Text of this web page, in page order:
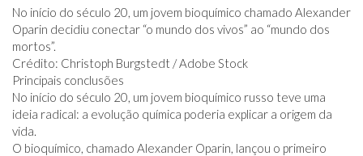
COM
UM
ESTRONDO
No início do século 20, um jovem bioquímico chamado Alexander
Oparin decidiu conectar “o mundo dos vivos” ao “mundo dos
mortos”.
Crédito: Christoph Burgstedt / Adobe Stock
Principais conclusões
No início do século 20, um jovem bioquímico russo teve uma
ideia radical: a evolução química poderia explicar a origem da
vida.
O bioquímico, chamado Alexander Oparin, lançou o primeiro